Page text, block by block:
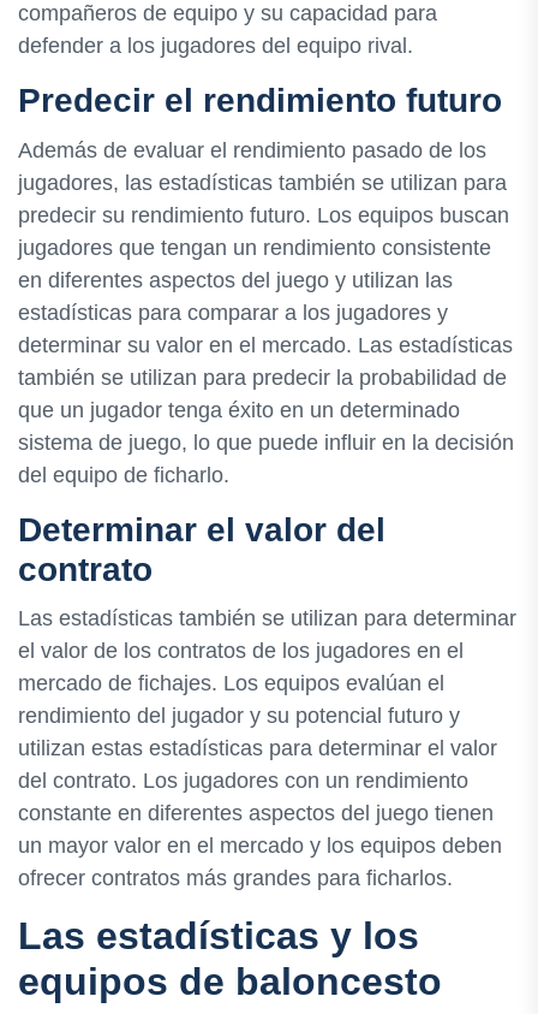
compañeros de equipo y su capacidad para
defender a los jugadores del equipo rival.
Predecir el rendimiento futuro
Además de evaluar el rendimiento pasado de los
jugadores, las estadísticas también se utilizan para
predecir su rendimiento futuro. Los equipos buscan
jugadores que tengan un rendimiento consistente
en diferentes aspectos del juego y utilizan las
estadísticas para comparar a los jugadores y
determinar su valor en el mercado. Las estadísticas
también se utilizan para predecir la probabilidad de
que un jugador tenga éxito en un determinado
sistema de juego, lo que puede influir en la decisión
del equipo de ficharlo.
Determinar el valor del
contrato
Las estadísticas también se utilizan para determinar
el valor de los contratos de los jugadores en el
mercado de fichajes. Los equipos evalúan el
rendimiento del jugador y su potencial futuro y
utilizan estas estadísticas para determinar el valor
del contrato. Los jugadores con un rendimiento
constante en diferentes aspectos del juego tienen
un mayor valor en el mercado y los equipos deben
ofrecer contratos más grandes para ficharlos.
Las estadísticas y los
equipos de baloncesto